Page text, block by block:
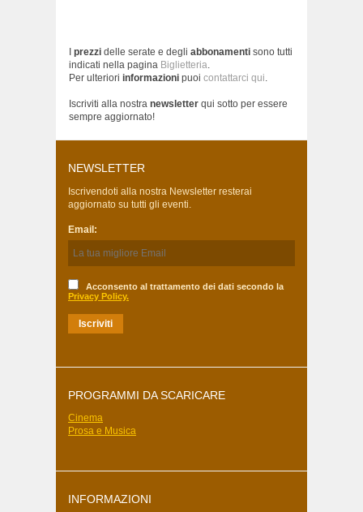
I prezzi delle serate e degli abbonamenti sono tutti
indicati nella pagina Biglietteria
Per ulteriori informazioni puoi contattarci qui
Iscriviti alla nostra newsletter qui sotto per essere
sempre aggiornato!
NEWSLETTER
Iscrivendoti alla nostra Newsletter resterai
aggiornato su tutti gli eventi.
Email:
Acconsento al trattamento dei dati secondo la
Privacy Policy.
PROGRAMMI DA SCARICARE
Cinema
Prosa e Musica
INFORMAZIONI